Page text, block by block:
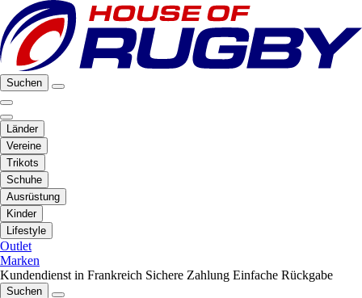
Suchen
Länder
Vereine
Trikots
Schuhe
Ausrüstung
Kinder
Lifestyle
Outlet
Marken
Kundendienst in Frankreich Sichere Zahlung Einfache Rückgabe
Suchen